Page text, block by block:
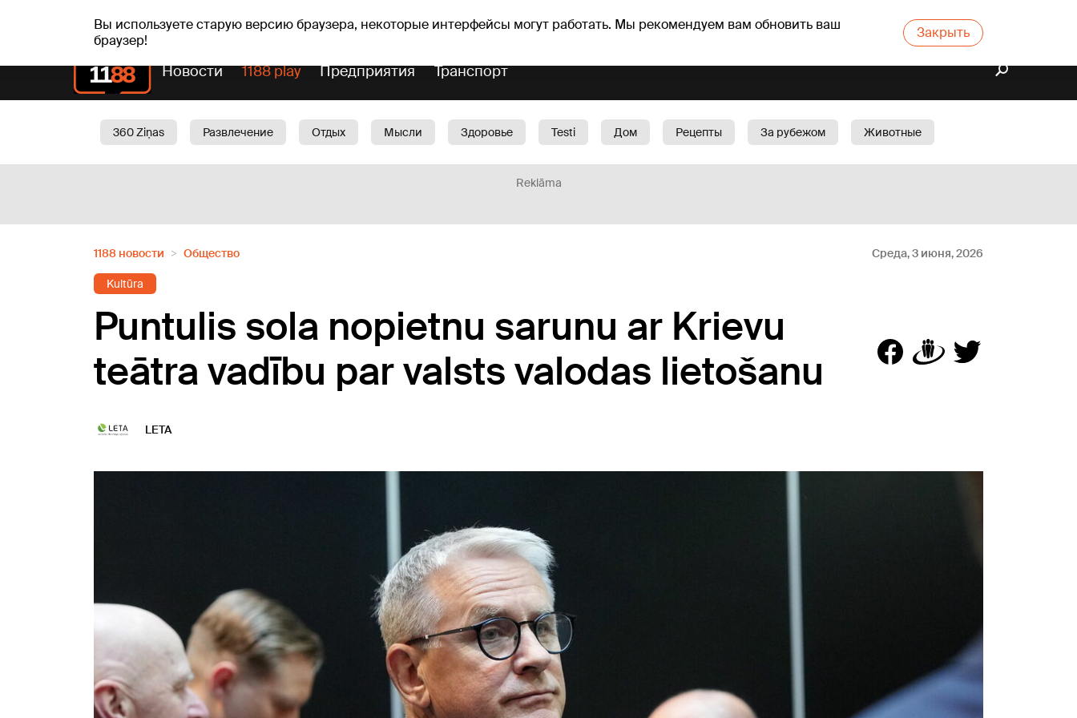
Вы используете старую версию браузера, некоторые интерфейсы могут работать. Мы рекомендуем вам обновить ваш
браузер!
Закрыть
пт, 07.08.2026. +20°C Alfrēds, Fredis, Madars Прогноз погоды Гороскопы
Новости 1188 play Предприятия Транспорт
360 Ziņas Развлечение Отдых Мысли Здоровье Testi Дом Рецепты За рубежом
Животные
Reklāma
1188 новости Oбщество Среда, 3 июня, 2026
Kultūra
Puntulis sola nopietnu sarunu ar Krievu
teātra vadību par valsts valodas lietošanu
LETA